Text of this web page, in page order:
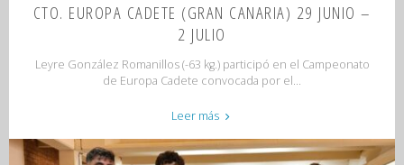
CTO. EUROPA CADETE (GRAN CANARIA) 29 JUNIO –
2 JULIO
Leyre González Romanillos (-63 kg.) participó en el Campeonato
de Europa Cadete convocada por el...
Leer más "CTO.
CADETE